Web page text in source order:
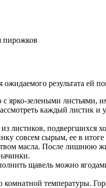
результата ей
ярко-зелеными
каждый листик
листиков,
совсем сырым, ее в
масла. После лишнюю
щавель можно
температуры.